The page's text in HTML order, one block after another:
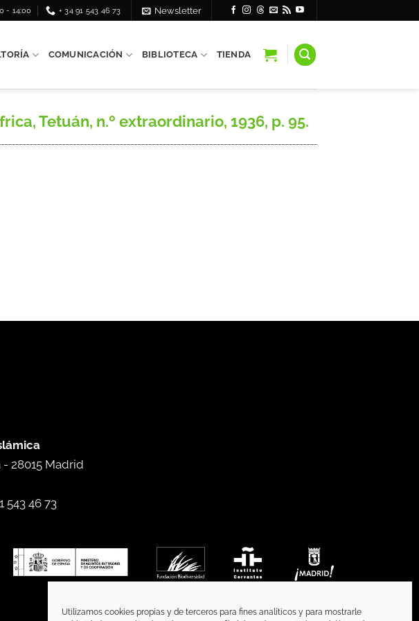
Utilizamos cookies propias y de terceros para fines analíticos y para mostrarle
- 14:00 + 34 91 543 46 73 Newsletter
COMUNICACIÓN BIBLIOTECA TIENDA
Tetuán, n.º extraordinario, 1936, p. 95.
- 28015 Madrid
543 46 73